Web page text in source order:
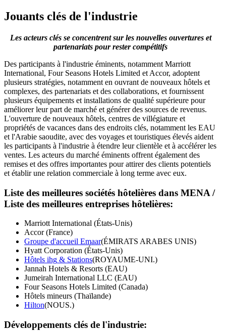
Jouants clés de l'industrie
Les acteurs clés se concentrent sur les nouvelles ouvertures et
partenariats pour rester compétitifs
Des participants à l'industrie éminents, notamment Marriott
International, Four Seasons Hotels Limited et Accor, adoptent
plusieurs stratégies, notamment en ouvrant de nouveaux hôtels et
complexes, des partenariats et des collaborations, et fournissent
plusieurs équipements et installations de qualité supérieure pour
améliorer leur part de marché et générer des sources de revenus.
L'ouverture de nouveaux hôtels, centres de villégiature et
propriétés de vacances dans des endroits clés, notamment les EAU
et l'Arabie saoudite, avec des voyages et touristiques élevés aident
les participants à l'industrie à étendre leur clientèle et à accélérer les
ventes. Les acteurs du marché éminents offrent également des
remises et des offres importantes pour attirer des clients potentiels
et établir une relation commerciale à long terme avec eux.
Liste des meilleures sociétés hôtelières dans MENA /
Liste des meilleures entreprises hôtelières:
Marriott International (États-Unis)
Accor (France)
Groupe d'accueil Emaar(ÉMIRATS ARABES UNIS)
Hyatt Corporation (États-Unis)
Hôtels ihg & Stations(ROYAUME-UNI.)
Jannah Hotels & Resorts (EAU)
Jumeirah International LLC (EAU)
Four Seasons Hotels Limited (Canada)
Hôtels mineurs (Thaïlande)
Hilton(NOUS.)
Développements clés de l'industrie: